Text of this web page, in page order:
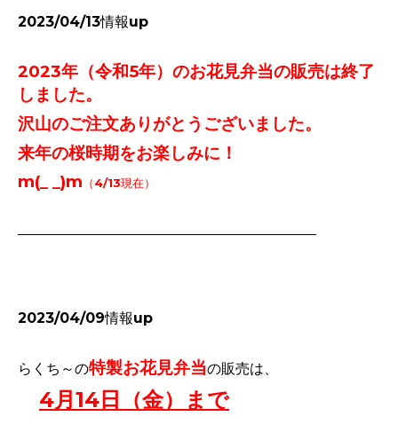
2023/04/13情報up
2023年（令和5年）のお花見弁当の販売は終了
しました。
沢山のご注文ありがとうございました。
来年の桜時期をお楽しみに！
m(_ _)m （4/13現在）
2023/04/09情報up
らくち～の特製お花見弁当の販売は、
4月14日（金）まで